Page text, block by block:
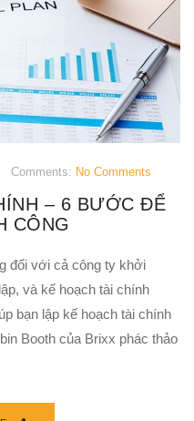
Comments: No Comments
– 6 BƯỚC ĐỂ
CÔNG
đối với cả công ty khởi
và kế hoạch tài chính
bạn lập kế hoạch tài chính
Booth của Brixx phác thảo